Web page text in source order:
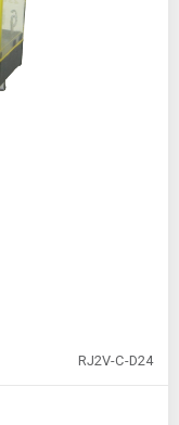
RJ2V-C-D24